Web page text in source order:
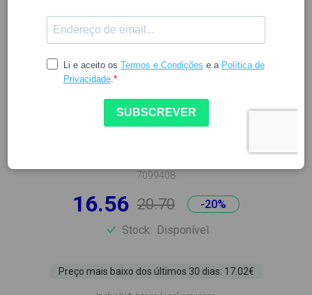
FORCAPIL FORTIFICANTE
KERATINA 60 CAPS
7099408
16.56 20.70
-20%
Stock: Disponível
Preço mais baixo dos últimos 30 dias: 17.02€